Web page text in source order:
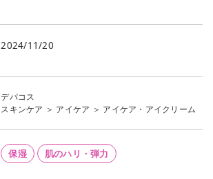
2024/11/20
デパコス
スキンケア ＞ アイケア ＞ アイケア・アイクリーム
保湿 肌のハリ・弾力